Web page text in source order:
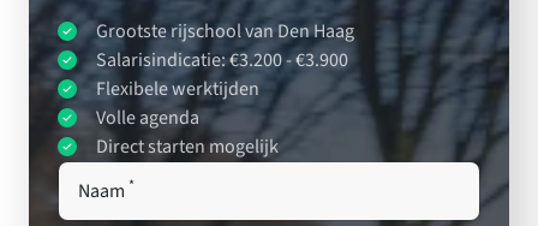
Grootste rijschool van Den Haag
Salarisindicatie: €3.200 - €3.900
Flexibele werktijden
Volle agenda
Direct starten mogelijk
Naam *